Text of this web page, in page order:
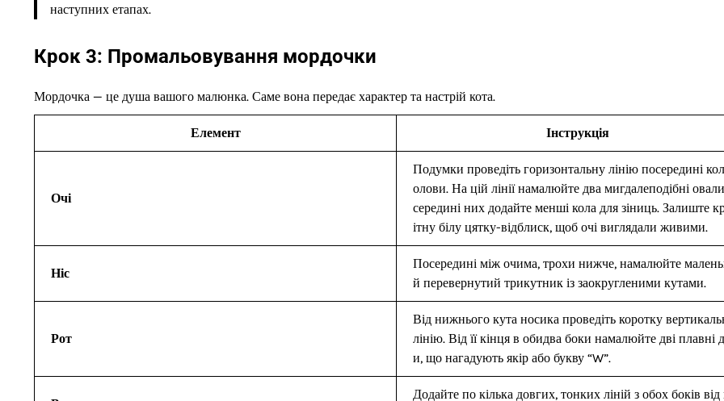
наступних етапах.
Крок 3: Промальовування мордочки
Мордочка — це душа вашого малюнка. Саме вона передає характер та настрій кота.
Елемент Інструкція
Очі
Подумки проведіть горизонтальну лінію посередині
олови. На цій лінії намалюйте два мигдалеподібні
середині них додайте менші кола для зіниць. Залиште
ітну білу цятку-відблиск, щоб очі виглядали живими.
Ніс
Посередині між очима, трохи нижче, намалюйте
й перевернутий трикутник із заокругленими кутами.
Рот
Від нижнього кута носика проведіть коротку
лінію. Від її кінця в обидва боки намалюйте дві плавні
и, що нагадують якір або букву “W”.
Додайте по кілька довгих, тонких ліній з обох боків